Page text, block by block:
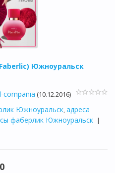
Южноуральск
compania (10.12.2016)
Южноуральск,адреса
фаберлик Южноуральск |
0